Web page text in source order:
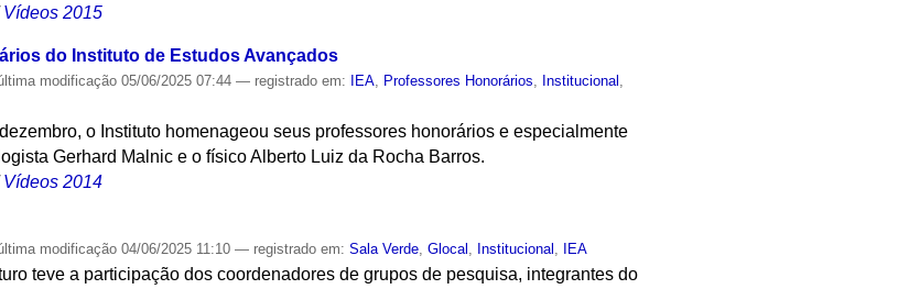
Vídeos 2015
do Instituto de Estudos Avançados
modificação 05/06/2025 07:44— registrado em: IEA Professores Honorários Institucional
o Instituto homenageou seus professores honorários e especialmente
Gerhard Malnic e o físico Alberto Luiz da Rocha Barros.
Vídeos 2014
modificação 04/06/2025 11:10— registrado em:Sala Verde,Glocal , Institucional , IEA
teve a participação dos coordenadores de grupos de pesquisa, integrantes do